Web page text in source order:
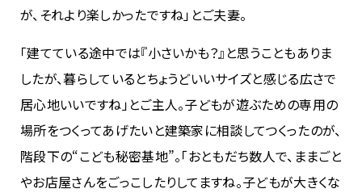
が、それより楽しかったですね」とご夫妻。
「建てている途中では『小さいかも？』と思うこともありま
したが、暮らしているとちょうどいいサイズと感じる広さで
居心地いいですね」とご主人。子どもが遊ぶための専用の
場所をつくってあげたいと建築家に相談してつくったのが、
階段下の“こども秘密基地”。「おともだち数人で、ままごと
やお店屋さんをごっこしたりしてますね。子どもが大きくな